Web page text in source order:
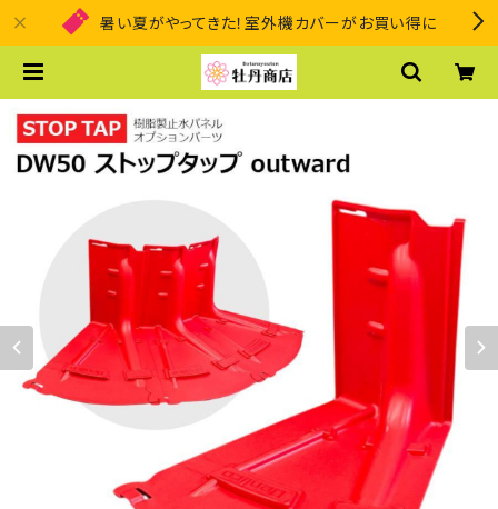
暑い夏がやってきた！室外機カバーがお買い得に